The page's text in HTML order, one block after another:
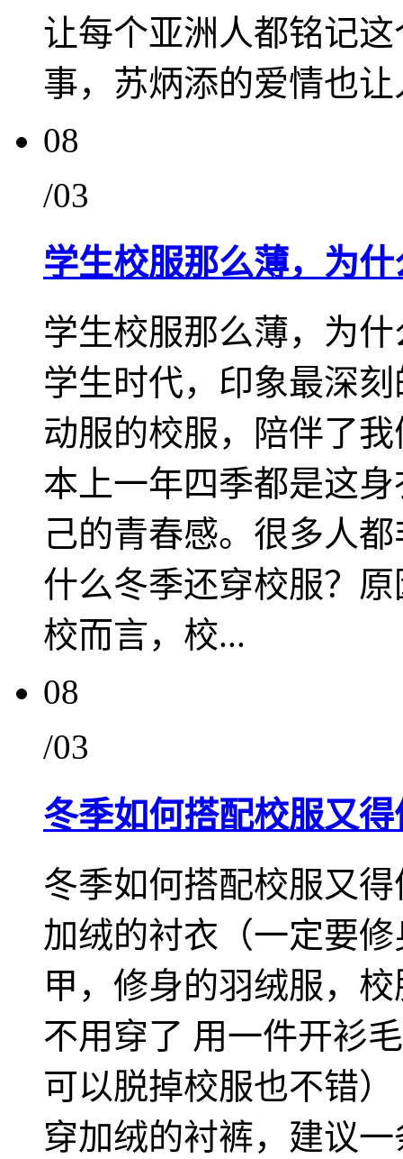
让每个亚洲人都铭记
事，苏炳添的爱情也
08
/03
学生校服那么薄，为
学生校服那么薄，为
学生时代，印象最深
动服的校服，陪伴了
本上一年四季都是这
己的青春感。很多人
什么冬季还穿校服？
校而言，校...
08
/03
冬季如何搭配校服又
冬季如何搭配校服又
加绒的衬衣（一定要
甲，修身的羽绒服，
不用穿了 用一件开衫
可以脱掉校服也不错
穿加绒的衬裤，建议